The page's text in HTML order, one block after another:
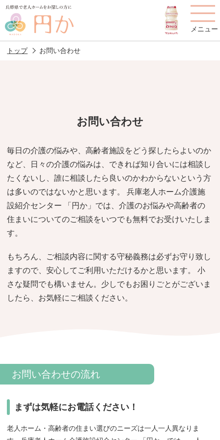
メニュー
老人ホームの種類 よくあるご質問
アクセス
相談者様の声 お役立ち情報
おすすめ施設特集
トップ お問い合わせ
お問い合わせ
毎日の介護の悩みや、高齢者施設をどう探したらよいのか
など、日々の介護の悩みは、できれば知り合いには相談し
たくないし、誰に相談したら良いのかわからないという方
は多いのではないかと思います。 兵庫老人ホーム介護施
設紹介センター 「円か」では、介護のお悩みや高齢者の
住まいについてのご相談をいつでも無料でお受けいたしま
す。
もちろん、ご相談内容に関する守秘義務は必ずお守り致し
ますので、安心してご利用いただけるかと思います。 小
さな疑問でも構いません。少しでもお困りごとがございま
したら、お気軽にご相談ください。
お問い合わせの流れ
まずは気軽にお電話ください！
老人ホーム・高齢者の住まい選びのニーズは一人一人異なりま